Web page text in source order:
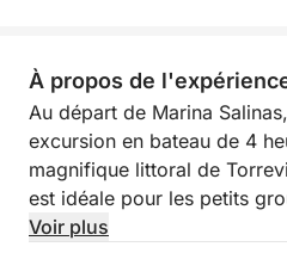
À propos de
Au départ de Marina
excursion en bateau de 4
magnifique littoral de
est idéale pour les petits
amis souhaitant profiter de
Voir plus